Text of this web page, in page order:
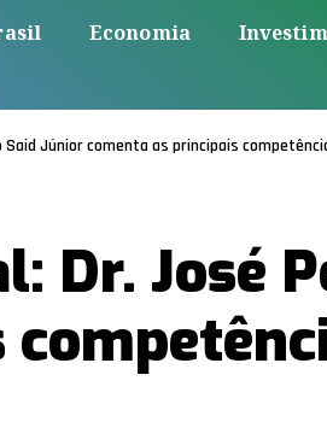
Economia
Júnior comenta as principais
Dr. José